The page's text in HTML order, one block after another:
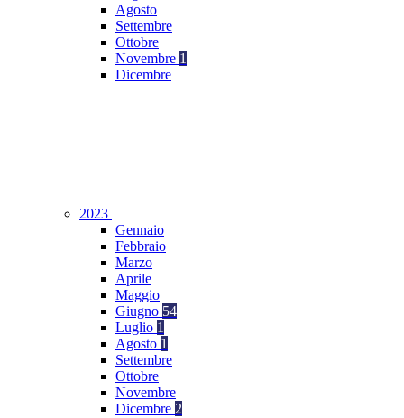
Agosto
Settembre
Ottobre
Novembre 1
Dicembre
2023
Gennaio
Febbraio
Marzo
Aprile
Maggio
Giugno 54
Luglio 1
Agosto 1
Settembre
Ottobre
Novembre
Dicembre 2